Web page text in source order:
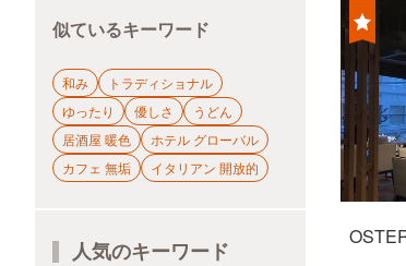
似ているキーワード
和み
トラディショナル
ゆったり
優しさ
うどん
居酒屋 暖色
ホテル グローバル
カフェ 無垢
イタリアン 開放的
人気のキーワード